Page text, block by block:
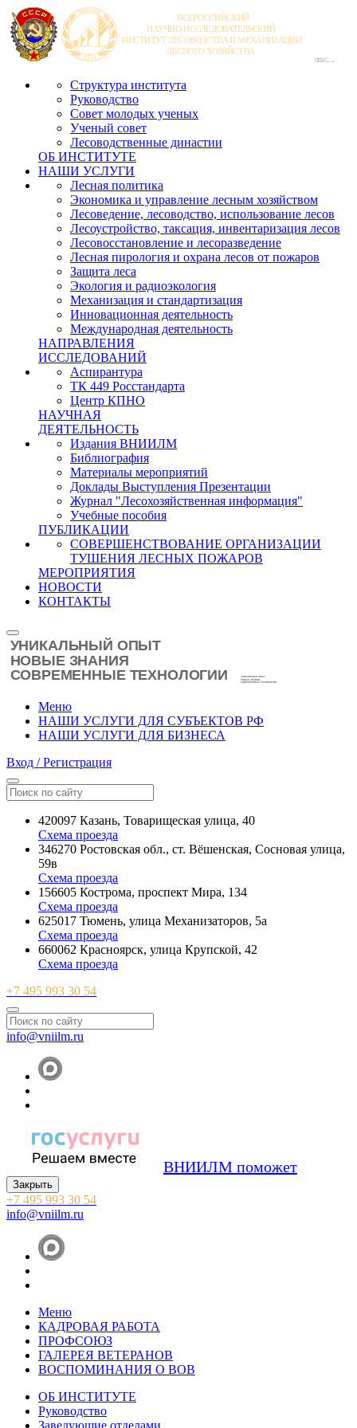
Структура института
Руководство
Совет молодых ученых
Ученый совет
Лесоводственные династии
ОБ ИНСТИТУТЕ
НАШИ УСЛУГИ
Лесная политика
Экономика и управление лесным хозяйством
Лесоведение, лесоводство, использование лесов
Лесоустройство, таксация, инвентаризация лесов
Лесовосстановление и лесоразведение
Лесная пирология и охрана лесов от пожаров
Защита леса
Экология и радиоэкология
Механизация и стандартизация
Инновационная деятельность
Международная деятельность
НАПРАВЛЕНИЯ
ИССЛЕДОВАНИЙ
Аспирантура
ТК 449 Росстандарта
Центр КПНО
НАУЧНАЯ
ДЕЯТЕЛЬНОСТЬ
Издания ВНИИЛМ
Библиография
Материалы мероприятий
Доклады Выступления Презентации
Журнал "Лесохозяйственная информация"
Учебные пособия
ПУБЛИКАЦИИ
СОВЕРШЕНСТВОВАНИЕ ОРГАНИЗАЦИИ
ТУШЕНИЯ ЛЕСНЫХ ПОЖАРОВ
МЕРОПРИЯТИЯ
НОВОСТИ
КОНТАКТЫ
Меню
НАШИ УСЛУГИ ДЛЯ СУБЪЕКТОВ РФ
НАШИ УСЛУГИ ДЛЯ БИЗНЕСА
Вход / Регистрация
420097 Казань, Товарищеская улица, 40
Схема проезда
346270 Ростовская обл., ст. Вёшенская, Сосновая улица,
59в
Схема проезда
156605 Кострома, проспект Мира, 134
Схема проезда
625017 Тюмень, улица Механизаторов, 5а
Схема проезда
660062 Красноярск, улица Крупской, 42
Схема проезда
+7 495 993 30 54
info@vniilm.ru
ВНИИЛМ поможет
Закрыть
+7 495 993 30 54
info@vniilm.ru
Меню
КАДРОВАЯ РАБОТА
ПРОФСОЮЗ
ГАЛЕРЕЯ ВЕТЕРАНОВ
ВОСПОМИНАНИЯ О ВОВ
ОБ ИНСТИТУТЕ
Руководство
Заведующие отделами